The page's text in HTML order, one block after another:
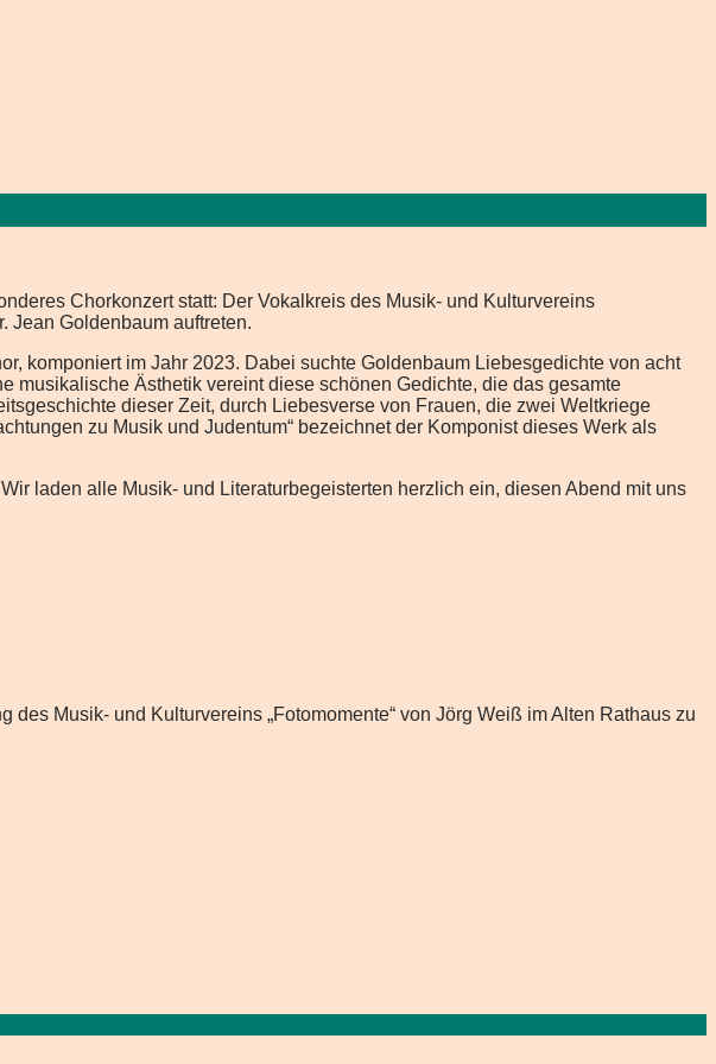
Chorkonzert statt: Der Vokalkreis des Musik- und Kulturvereins
Jean Goldenbaum auftreten.
komponiert im Jahr 2023. Dabei suchte Goldenbaum Liebesgedichte von acht
musikalische Ästhetik vereint diese schönen Gedichte, die das gesamte
dieser Zeit, durch Liebesverse von Frauen, die zwei Weltkriege
zu Musik und Judentum“ bezeichnet der Komponist dieses Werk als
laden alle Musik- und Literaturbegeisterten herzlich ein, diesen Abend mit uns
Musik- und Kulturvereins „Fotomomente“ von Jörg Weiß im Alten Rathaus zu